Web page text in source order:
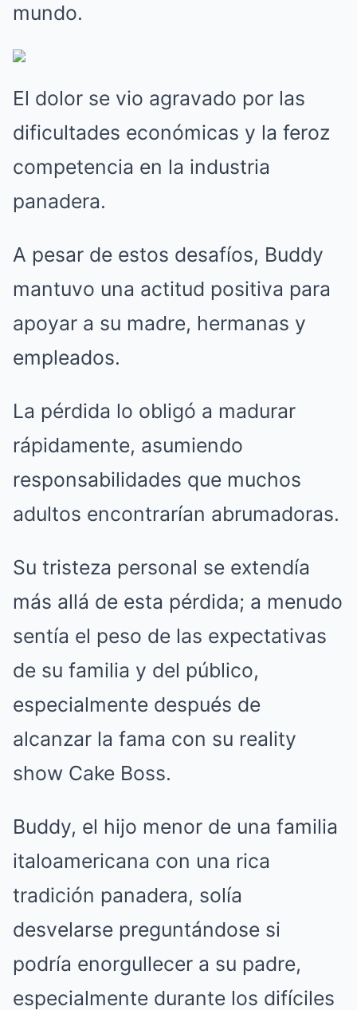
mundo.
El dolor se vio agravado por las
dificultades económicas y la feroz
competencia en la industria
panadera.
A pesar de estos desafíos, Buddy
mantuvo una actitud positiva para
apoyar a su madre, hermanas y
empleados.
La pérdida lo obligó a madurar
rápidamente, asumiendo
responsabilidades que muchos
adultos encontrarían abrumadoras.
Su tristeza personal se extendía
más allá de esta pérdida; a menudo
sentía el peso de las expectativas
de su familia y del público,
especialmente después de
alcanzar la fama con su reality
show Cake Boss.
Buddy, el hijo menor de una familia
italoamericana con una rica
tradición panadera, solía
desvelarse preguntándose si
podría enorgullecer a su padre,
especialmente durante los difíciles